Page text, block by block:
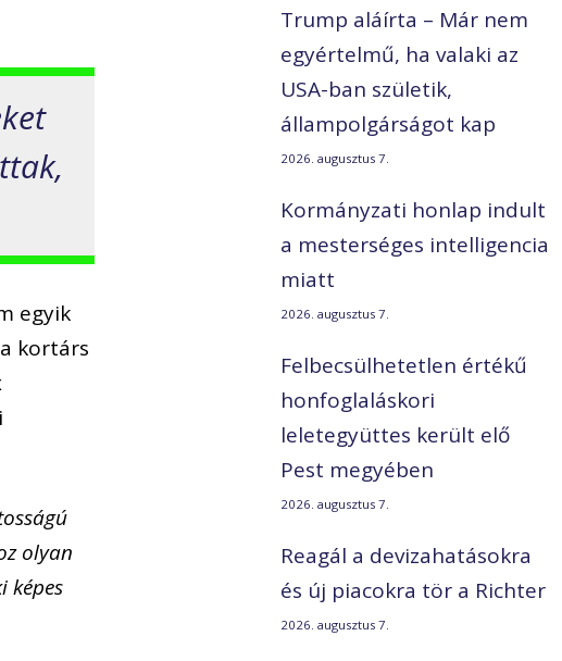
egyik
kortárs
olyan
képes
Trump aláírta – Már nem
egyértelmű, ha valaki az
USA-ban születik,
állampolgárságot kap
2026. augusztus 7.
Kormányzati honlap indult
a mesterséges intelligencia
miatt
2026. augusztus 7.
Felbecsülhetetlen értékű
honfoglaláskori
leletegyüttes került elő
Pest megyében
2026. augusztus 7.
Reagál a devizahatásokra
és új piacokra tör a Richter
2026. augusztus 7.